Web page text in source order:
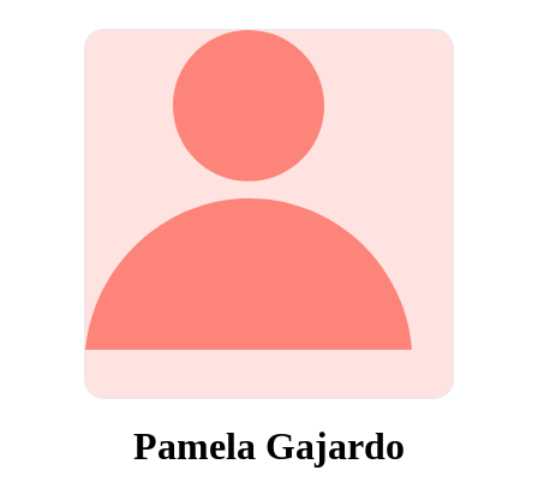
Pamela Gajardo